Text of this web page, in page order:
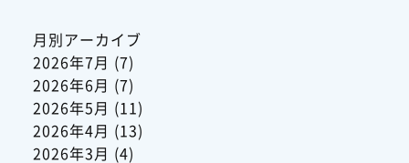
月別アーカイブ
2026年7月 (7)
2026年6月 (7)
2026年5月 (11)
2026年4月 (13)
2026年3月 (4)